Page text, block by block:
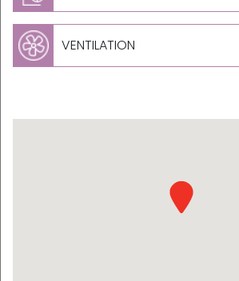
VENTILATION